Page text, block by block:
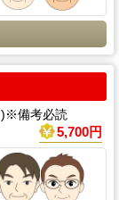
)※備考必読
5,700円